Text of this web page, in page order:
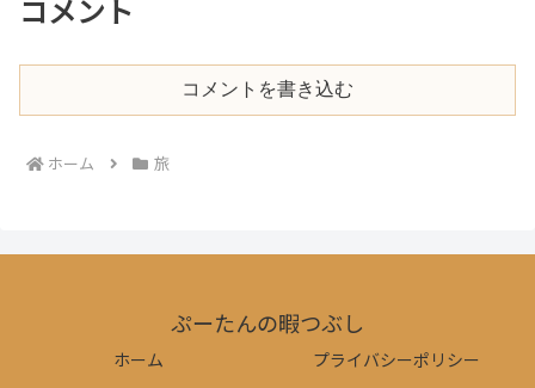
コメント
コメントを書き込む
ホーム 旅
ぷーたんの暇つぶし
ホーム
プライバシーポリシー